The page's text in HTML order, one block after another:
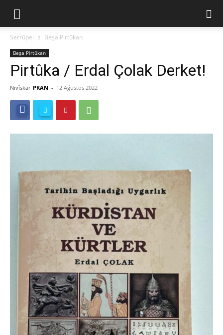
Serrûpel Beşa Pirtûkan
Beşa Pirtûkan
Pirtûka / Erdal Çolak Derket!
Nivîskar PKAN - 12 Ağustos 2022